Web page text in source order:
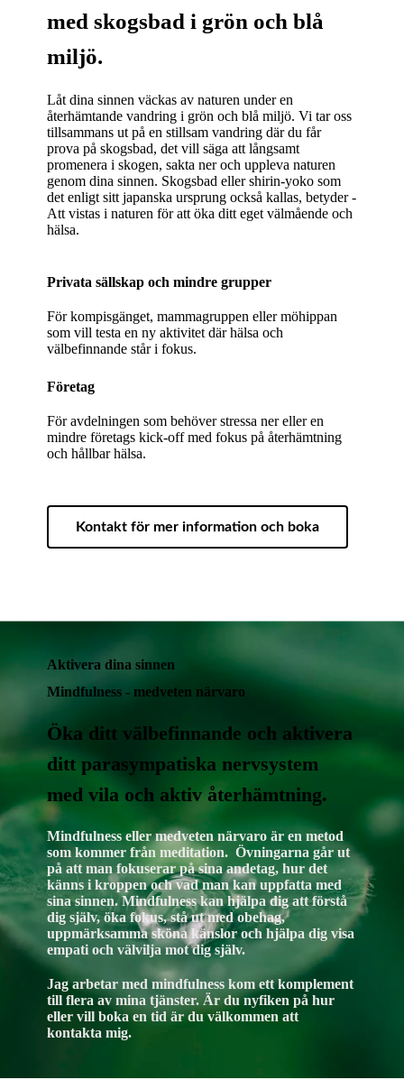
med skogsbad i grön och blå
miljö.
Låt dina sinnen väckas av naturen under en
återhämtande vandring i grön och blå miljö. Vi tar oss
tillsammans ut på en stillsam vandring där du får
prova på skogsbad, det vill säga att långsamt
promenera i skogen, sakta ner och uppleva naturen
genom dina sinnen. Skogsbad eller shirin-yoko som
det enligt sitt japanska ursprung också kallas, betyder -
Att vistas i naturen för att öka ditt eget välmående och
hälsa.
Privata sällskap och mindre grupper
För kompisgänget, mammagruppen eller möhippan
som vill testa en ny aktivitet där hälsa och
välbefinnande står i fokus.
Företag
För avdelningen som behöver stressa ner eller en
mindre företags kick-off med fokus på återhämtning
och hållbar hälsa.
Kontakt för mer information och boka
Aktivera dina sinnen
Mindfulness - medveten närvaro
Öka ditt välbefinnande och aktivera
ditt parasympatiska nervsystem
med vila och aktiv återhämtning.
Mindfulness eller medveten närvaro är en metod
som kommer från meditation. Övningarna går ut
på att man fokuserar på sina andetag, hur det
känns i kroppen och vad man kan uppfatta med
sina sinnen. Mindfulness kan hjälpa dig att förstå
dig själv, öka fokus, stå ut med obehag,
uppmärksamma sköna känslor och hjälpa dig visa
empati och välvilja mot dig själv.
Jag arbetar med mindfulness kom ett komplement
till flera av mina tjänster. Är du nyfiken på hur
eller vill boka en tid är du välkommen att
kontakta mig.